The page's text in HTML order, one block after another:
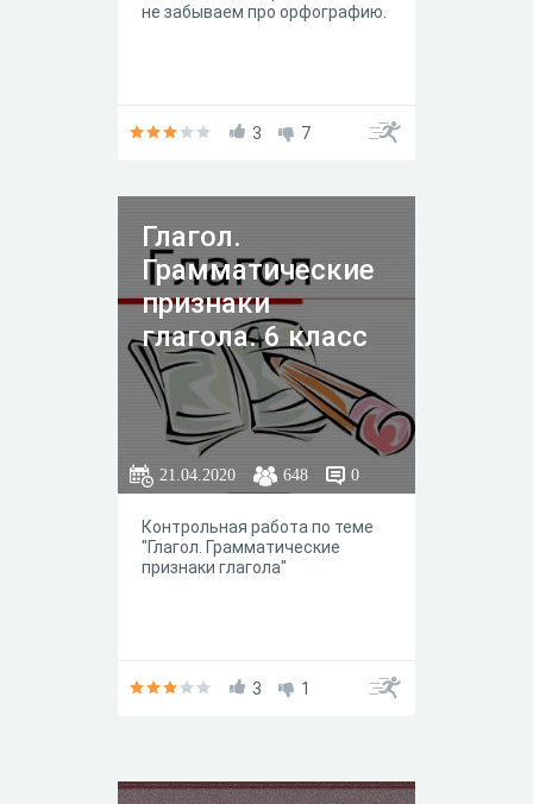
не забываем про орфографию.
3 7
Глагол.
Грамматические
признаки
глагола. 6 класс
21.04.2020 648 0
Контрольная работа по теме
"Глагол. Грамматические
признаки глагола"
3 1